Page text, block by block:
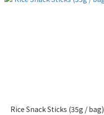
Rice Snack Sticks (35g / bag)